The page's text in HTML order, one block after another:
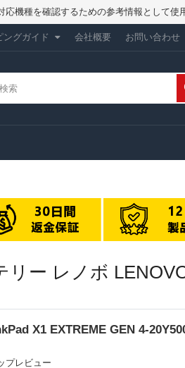
機種を確認するための参考情報として使
ングガイド 会社概要 お問い合わせ
リー レノボ
X1 EXTREME GEN 4-
プレビュー